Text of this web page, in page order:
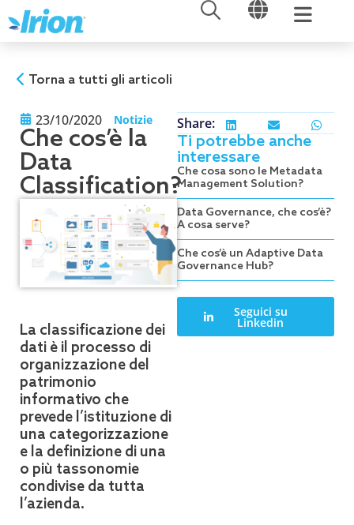
al
contenuto
APRI APRI
Torna a tutti gli articoli
23/10/2020 Notizie
Che cos’è la
Data
Classification?
La classificazione dei
dati è il processo di
organizzazione del
patrimonio
informativo che
prevede l’istituzione di
una categorizzazione
e la definizione di una
o più tassonomie
condivise da tutta
l’azienda.
Share:
Ti potrebbe anche
interessare
Che cosa sono le Metadata
Management Solution?
Data Governance, che cos’è?
A cosa serve?
Che cos’è un Adaptive Data
Governance Hub?
Seguici su
Linkedin